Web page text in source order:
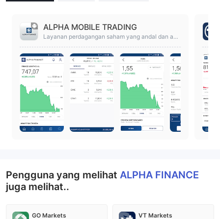
ALPHA MOBILE TRADING
Layanan perdagangan saham yang andal dan am
Pengguna yang melihat ALPHA FINANCE
juga melihat..
GO Markets VT Markets